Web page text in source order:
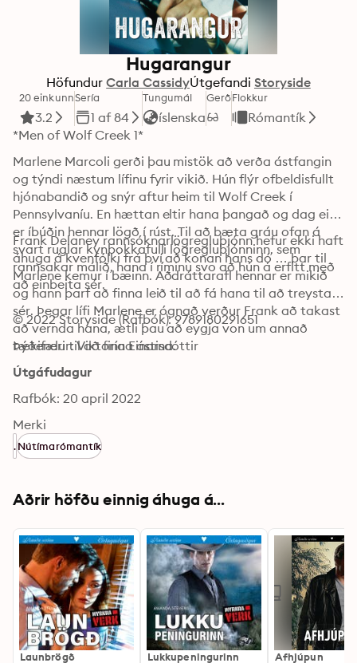
Hugarangur
Höfundur Carla CassidyÚtgefandi Storyside
20 einkunn
3.2
Sería
1 af 84
Tungumál
íslenska
GerðFlokkur
Rómantík
*Men of Wolf Creek 1*
Marlene Marcoli gerði þau mistök að verða ástfangin
og týndi næstum lífinu fyrir vikið. Hún flýr ofbeldisfullt
hjónabandið og snýr aftur heim til Wolf Creek í
Pennsylvaníu. En hættan eltir hana þangað og dag einn
er íbúðin hennar lögð í rúst. Til að bæta gráu ofan á
svart ruglar kynþokkafulli lögregluþjónninn, sem
rannsakar málið, hana í ríminu svo að hún á erfitt með
að einbeita sér.
Frank Delaney rannsóknarlögregluþjónn hefur ekki haft
áhuga á kvenfólki frá því að konan hans dó … þar til
Marlene kemur í bæinn. Aðdráttarafl hennar er mikið
og hann þarf að finna leið til að fá hana til að treysta
sér. Þegar lífi Marlene er ógnað verður Frank að takast
að vernda hana, ætli þau að eygja von um annað
tækifæri til að finna ástina.
© 2022 Storyside (Rafbók): 9789180291651
Þýðendur: Viktoría Einarsdóttir
Útgáfudagur
Rafbók: 20 april 2022
Merki
.Nútímarómantík
Aðrir höfðu einnig áhuga á...
Launbrögð Lukkupeningurinn Afhjúpun